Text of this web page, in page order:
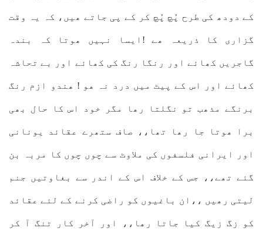
کے دودھ کی طرح پُچ پُچ کر کے پی جاتے ھیں، کہ یہ وقت
گزاری کا ذریعہ ھے !ایسا نہیں ھوتا کہ بندہ
گاجریں کھائے اور رنگا رنگ کی کھائے اور بے تحاشہ
کھائے اور اس کے پیٹ میں درد نہ ھو ! ھندو ازم رنگ
برنگے مذھب تو نگلتا رھا مگر خود اس کا حال بھی
برا ھوتا جا رھا تھا،، صاف ستھرے عقائد یونانی
اور ایرانی فلسفوں کی ملاوٹ سے چوں چوں کا مربہ بن
گئے تھے،، جس کے خلاف اس کے اندر سے بغاوتیں جنم
لیتی رھیں ،،ان باغیوں کو راضی کرنے کے لئے عقائد
کو زگ زیگ کیا جاتا رھا،، اور آخر کار تنگ آ کر